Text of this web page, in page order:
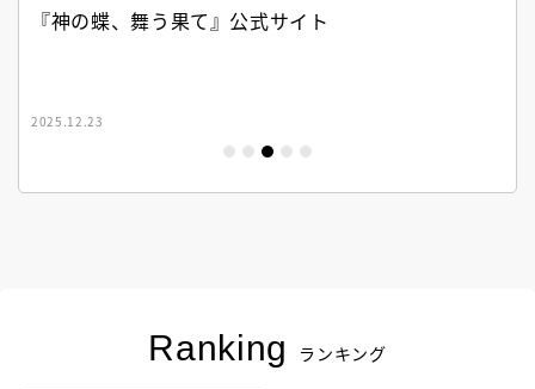
『神の蝶、舞う果て』公式サイト
2025.12.23
Ranking ランキング